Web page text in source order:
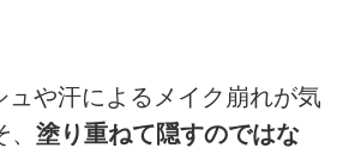
ュや汗によるメイク崩れが気
塗り重ねて隠すのではな